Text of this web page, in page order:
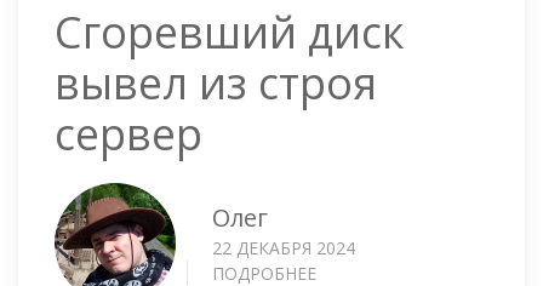
Сгоревший диск
вывел из строя
сервер
Олег
22 ДЕКАБРЯ 2024
ПОДРОБНЕЕ